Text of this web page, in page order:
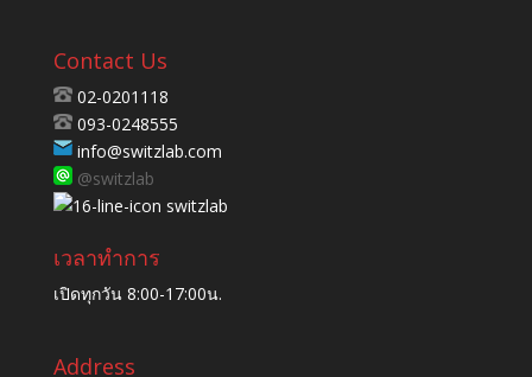
Contact Us
02-0201118
093-0248555
info@switzlab.com
@switzlab
switzlab
เวลาทำการ
เปิดทุกวัน 8:00-17:00น.
Address